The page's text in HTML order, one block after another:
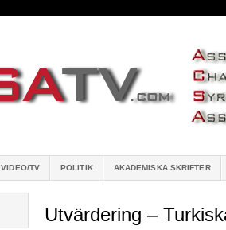
VIDEO/TV POLITIK AKADEMISKA SKRIFTER
Utvärdering –